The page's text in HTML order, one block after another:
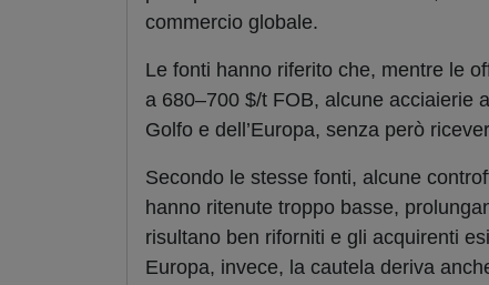
commercio globale.
Le fonti hanno riferito che, mentre le
a 680–700 $/t FOB, alcune acciaierie
Golfo e dell’Europa, senza però
Secondo le stesse fonti, alcune
hanno ritenute troppo basse,
risultano ben riforniti e gli acquirenti
Europa, invece, la cautela deriva